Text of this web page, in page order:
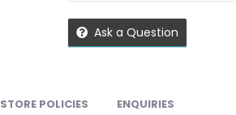
Ask a Question
STORE POLICIES ENQUIRIES